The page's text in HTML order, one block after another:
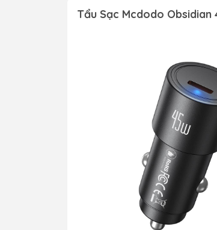
Tẩu Sạc Mcdodo Obsidian